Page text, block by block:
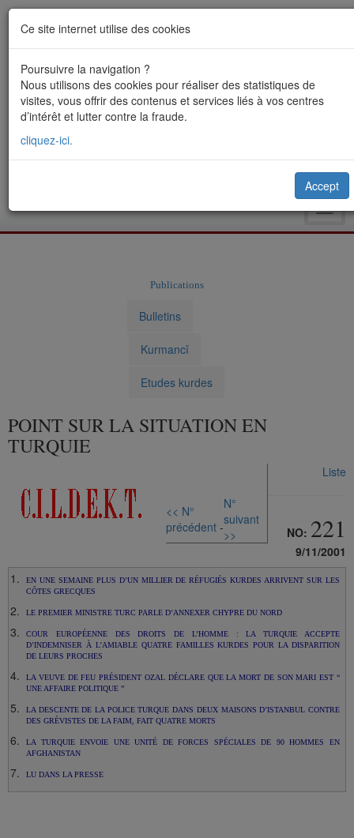
Publications
Bulletins
Kurmancî
Etudes kurdes
POINT SUR LA SITUATION EN
TURQUIE
<< N°
précédent -
N°
suivant
>>
Liste
NO: 221
9/11/2001
EN UNE SEMAINE PLUS D’UN MILLIER DE RÉFUGIÉS KURDES ARRIVENT SUR LES
CÔTES GRECQUES
LE PREMIER MINISTRE TURC PARLE D’ANNEXER CHYPRE DU NORD
COUR EUROPÉENNE DES DROITS DE L’HOMME : LA TURQUIE ACCEPTE
D’INDEMNISER À L’AMIABLE QUATRE FAMILLES KURDES POUR LA DISPARITION
DE LEURS PROCHES
LA VEUVE DE FEU PRÉSIDENT OZAL DÉCLARE QUE LA MORT DE SON MARI EST “
UNE AFFAIRE POLITIQUE ”
LA DESCENTE DE LA POLICE TURQUE DANS DEUX MAISONS D’ISTANBUL CONTRE
DES GRÈVISTES DE LA FAIM, FAIT QUATRE MORTS
LA TURQUIE ENVOIE UNE UNITÉ DE FORCES SPÉCIALES DE 90 HOMMES EN
AFGHANISTAN
LU DANS LA PRESSE
Ce site internet utilise des cookies
Poursuivre la navigation ?
Nous utilisons des cookies pour réaliser des statistiques de
visites, vous offrir des contenus et services liés à vos centres
d’intérêt et lutter contre la fraude.
cliquez-ici.
Accept